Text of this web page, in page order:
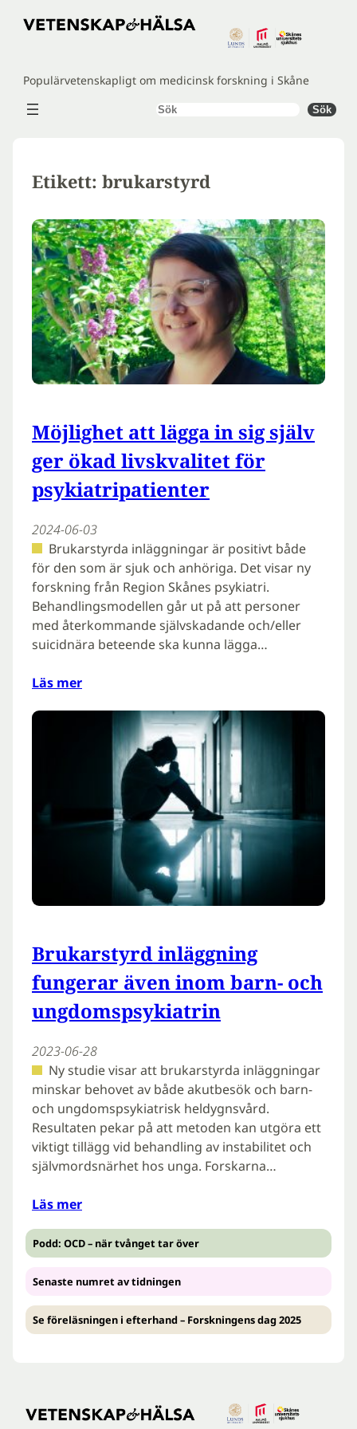
Hoppa
Populärvetenskapligt om medicinsk forskning i Skåne
Sök Sök
Etikett: brukarstyrd
Möjlighet att lägga in sig själv
ger ökad livskvalitet för
psykiatripatienter
2024-06-03
Brukarstyrda inläggningar är positivt både
för den som är sjuk och anhöriga. Det visar ny
forskning från Region Skånes psykiatri.
Behandlingsmodellen går ut på att personer
med återkommande självskadande och/eller
suicidnära beteende ska kunna lägga…
Läs mer
Brukarstyrd inläggning
fungerar även inom barn- och
ungdomspsykiatrin
2023-06-28
Ny studie visar att brukarstyrda inläggningar
minskar behovet av både akutbesök och barn-
och ungdomspsykiatrisk heldygnsvård.
Resultaten pekar på att metoden kan utgöra ett
viktigt tillägg vid behandling av instabilitet och
självmordsnärhet hos unga. Forskarna…
Läs mer
Podd: OCD – när tvånget tar över
Senaste numret av tidningen
Se föreläsningen i efterhand – Forskningens dag 2025